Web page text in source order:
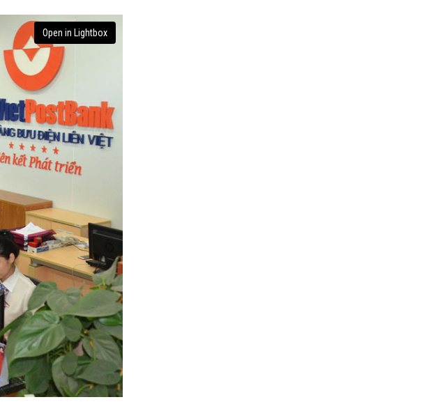
Open in Lightbox